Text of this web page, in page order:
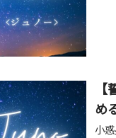
め
小